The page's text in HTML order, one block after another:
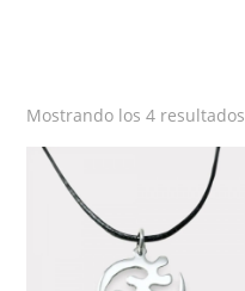
Mostrando los 4 resultados